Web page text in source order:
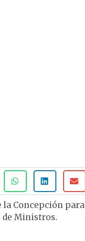
la Concepción para
de Ministros.